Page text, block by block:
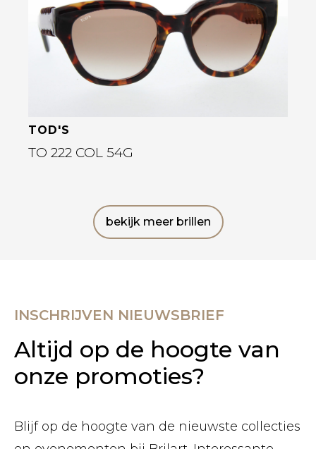
TOD'S
TO 222 COL 54G
bekijk meer brillen
INSCHRIJVEN NIEUWSBRIEF
Altijd op de hoogte van
onze promoties?
Blijf op de hoogte van de nieuwste collecties